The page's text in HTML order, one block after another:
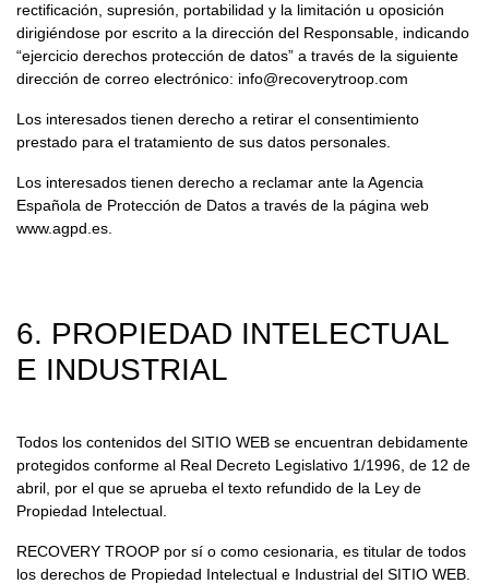
rectificación, supresión, portabilidad y la limitación u oposición
dirigiéndose por escrito a la dirección del Responsable, indicando
“ejercicio derechos protección de datos” a través de la siguiente
dirección de correo electrónico: info@recoverytroop.com
Los interesados tienen derecho a retirar el consentimiento
prestado para el tratamiento de sus datos personales.
Los interesados tienen derecho a reclamar ante la Agencia
Española de Protección de Datos a través de la página web
www.agpd.es.
6. PROPIEDAD INTELECTUAL
E INDUSTRIAL
Todos los contenidos del SITIO WEB se encuentran debidamente
protegidos conforme al Real Decreto Legislativo 1/1996, de 12 de
abril, por el que se aprueba el texto refundido de la Ley de
Propiedad Intelectual.
RECOVERY TROOP por sí o como cesionaria, es titular de todos
los derechos de Propiedad Intelectual e Industrial del SITIO WEB.